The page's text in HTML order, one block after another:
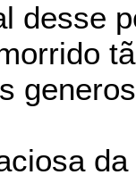
desse